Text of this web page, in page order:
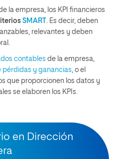
la empresa, los KPI financieros
SMART . Es decir, deben
relevantes y deben
contables de la empresa,
pérdidas y ganancias , o el
que proporcionen los datos y
se elaboren los KPIs.
en Dirección